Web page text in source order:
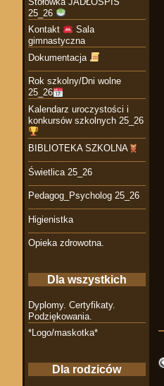
25_26
Kontakt
Sala
gimnastyczna
Dokumentacja
Rok szkolny/Dni wolne
25_26
Kalendarz uroczystości i
konkursów szkolnych 25_26
BIBLIOTEKA SZKOLNA
Świetlica 25_26
Pedagog_Psycholog 25_26
Higienistka
Opieka zdrowotna.
Dla wszystkich
Dyplomy. Certyfikaty.
Podziękowania.
*Logo/maskotka*
Dla rodziców